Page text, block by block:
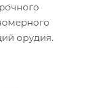
орудия.